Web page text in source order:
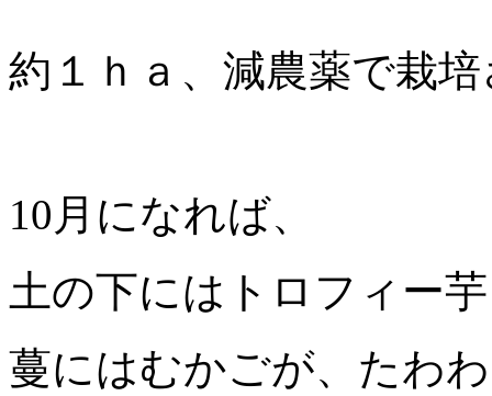
約１ｈａ、減農薬で栽
10月になれば、
土の下にはトロフィー
蔓にはむかごが、たわ